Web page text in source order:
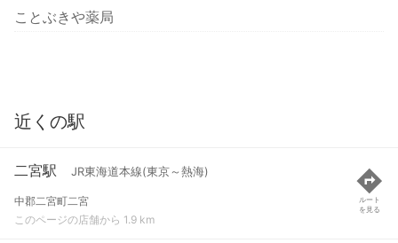
ことぶきや薬局
近くの駅
二宮駅 JR東海道本線(東京～熱海)
中郡二宮町二宮
このページの店舗から 1.9 km
ルート
を見る